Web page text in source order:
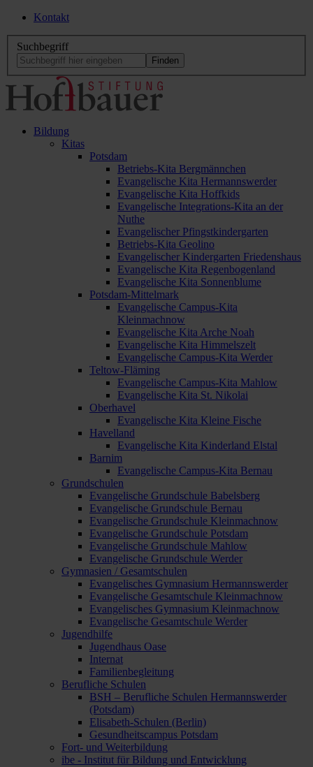
Kontakt
Suchbegriff
Bildung
Kitas
Potsdam
Betriebs-Kita Bergmännchen
Evangelische Kita Hermannswerder
Evangelische Kita Hoffkids
Evangelische Integrations-Kita an der
Nuthe
Evangelischer Pfingstkindergarten
Betriebs-Kita Geolino
Evangelischer Kindergarten Friedenshaus
Evangelische Kita Regenbogenland
Evangelische Kita Sonnenblume
Potsdam-Mittelmark
Evangelische Campus-Kita
Kleinmachnow
Evangelische Kita Arche Noah
Evangelische Kita Himmelszelt
Evangelische Campus-Kita Werder
Teltow-Fläming
Evangelische Campus-Kita Mahlow
Evangelische Kita St. Nikolai
Oberhavel
Evangelische Kita Kleine Fische
Havelland
Evangelische Kita Kinderland Elstal
Barnim
Evangelische Campus-Kita Bernau
Grundschulen
Evangelische Grundschule Babelsberg
Evangelische Grundschule Bernau
Evangelische Grundschule Kleinmachnow
Evangelische Grundschule Potsdam
Evangelische Grundschule Mahlow
Evangelische Grundschule Werder
Gymnasien / Gesamtschulen
Evangelisches Gymnasium Hermannswerder
Evangelische Gesamtschule Kleinmachnow
Evangelisches Gymnasium Kleinmachnow
Evangelische Gesamtschule Werder
Jugendhilfe
Jugendhaus Oase
Internat
Familienbegleitung
Berufliche Schulen
BSH – Berufliche Schulen Hermannswerder
(Potsdam)
Elisabeth-Schulen (Berlin)
Gesundheitscampus Potsdam
Fort- und Weiterbildung
ibe - Institut für Bildung und Entwicklung